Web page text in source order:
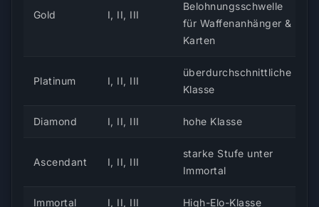
Gold I, II, III
Belohnungsschwelle
für Waffenanhänger &
Karten
Platinum I, II, III
überdurchschnittliche
Klasse
Diamond I, II, III hohe Klasse
Ascendant I, II, III
starke Stufe unter
Immortal
Immortal I, II, III High-Elo-Klasse